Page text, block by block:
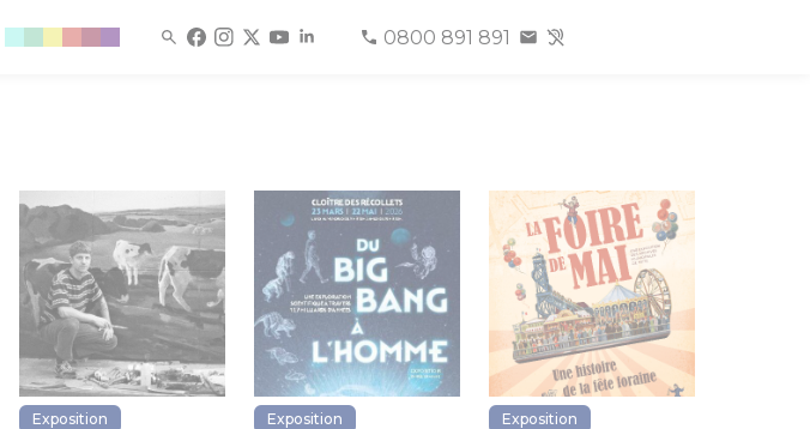
0800 891 891
Exposition
Exposition
Exposition